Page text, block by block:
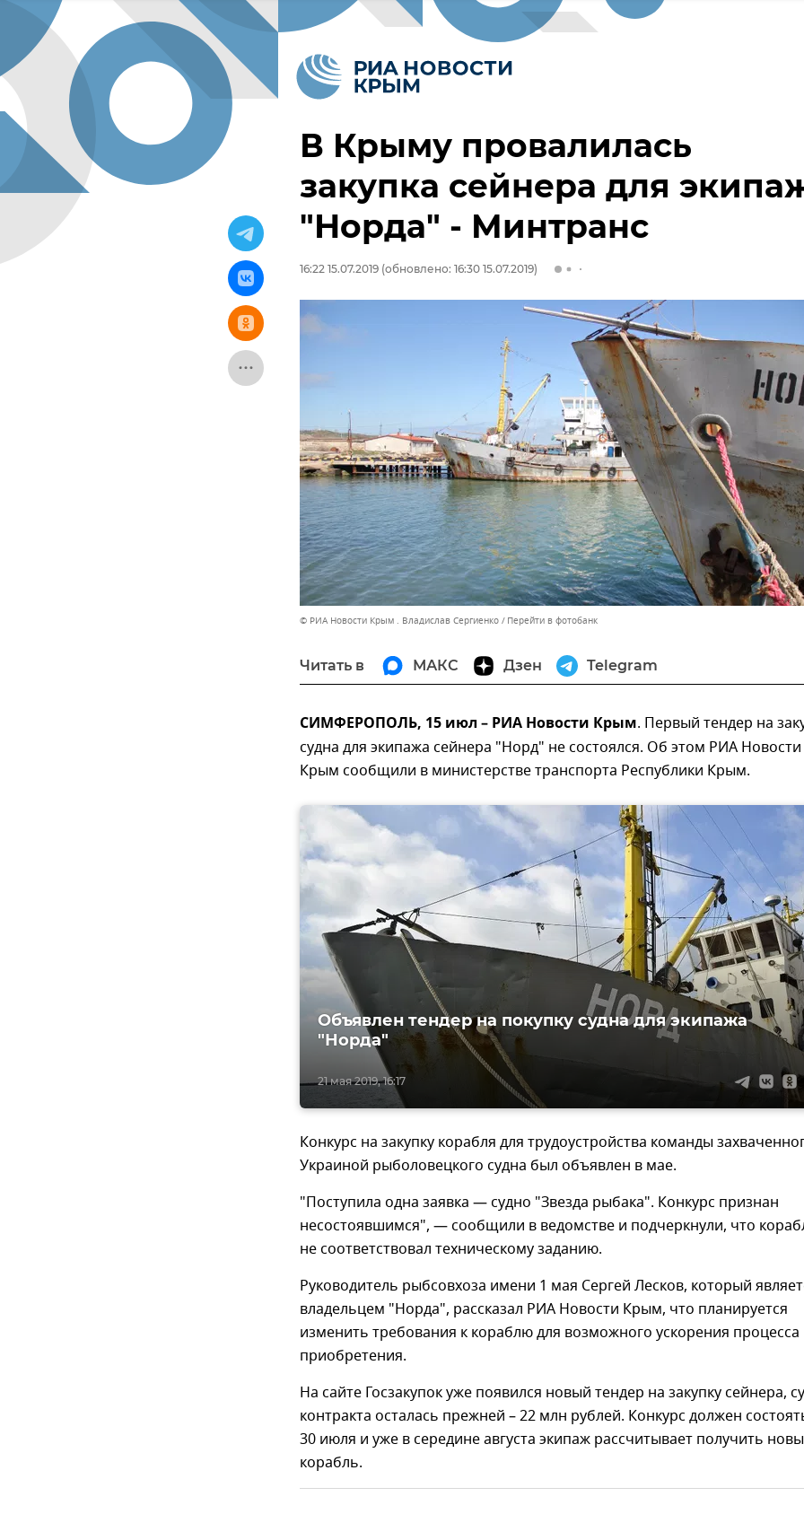
В Крыму провалилась
закупка сейнера для
"Норда" - Минтранс
16:22 15.07.2019 (обновлено: 16:30 15.07.2019)
© РИА Новости Крым . Владислав Сергиенко Перейти в фотобанк
Читать в МАКС Дзен Telegram
СИМФЕРОПОЛЬ, 15 июл – РИА Новости Крым. Первый тендер на
судна для экипажа сейнера "Норд" не состоялся. Об этом РИА Новости
Крым сообщили в министерстве транспорта Республики Крым.
21 мая 2019, 16:17
Объявлен тендер на покупку судна для экипажа
"Норда"
Конкурс на закупку корабля для трудоустройства команды
Украиной рыболовецкого судна был объявлен в мае.
"Поступила одна заявка — судно "Звезда рыбака". Конкурс признан
несостоявшимся", — сообщили в ведомстве и подчеркнули, что
не соответствовал техническому заданию.
Руководитель рыбсовхоза имени 1 мая Сергей Лесков, который
владельцем "Норда", рассказал РИА Новости Крым, что планируется
изменить требования к кораблю для возможного ускорения процесса
приобретения.
На сайте Госзакупок уже появился новый тендер на закупку сейнера,
контракта осталась прежней – 22 млн рублей. Конкурс должен
30 июля и уже в середине августа экипаж рассчитывает получить
корабль.